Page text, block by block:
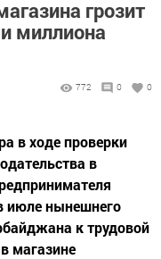
грозит
миллиона
772 0 0
в ходе проверки
в
июле нынешнего
к трудовой
магазине